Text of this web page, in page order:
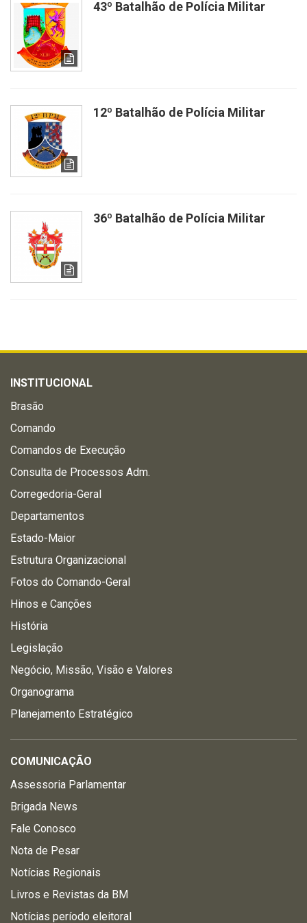
43º Batalhão de Polícia Militar
12º Batalhão de Polícia Militar
36º Batalhão de Polícia Militar
INSTITUCIONAL
Brasão
Comando
Comandos de Execução
Consulta de Processos Adm.
Corregedoria-Geral
Departamentos
Estado-Maior
Estrutura Organizacional
Fotos do Comando-Geral
Hinos e Canções
História
Legislação
Negócio, Missão, Visão e Valores
Organograma
Planejamento Estratégico
COMUNICAÇÃO
Assessoria Parlamentar
Brigada News
Fale Conosco
Nota de Pesar
Notícias Regionais
Livros e Revistas da BM
Notícias período eleitoral